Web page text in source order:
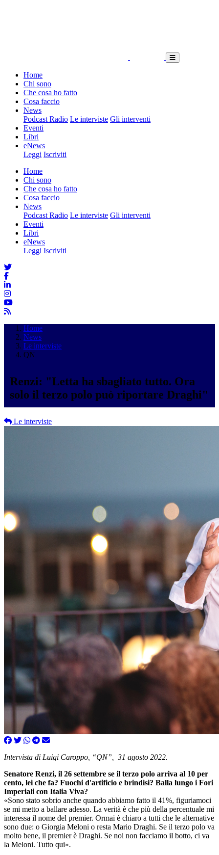
Home
Chi sono
Che cosa ho fatto
Cosa faccio
News
Podcast Radio Le interviste Gli interventi
Eventi
Libri
eNews
Leggi Iscriviti
Home
Chi sono
Che cosa ho fatto
Cosa faccio
News
Podcast Radio Le interviste Gli interventi
Eventi
Libri
eNews
Leggi Iscriviti
Home
News
Le interviste
QN
Renzi: "Letta ha sbagliato tutto. Ora
solo il terzo polo può riportare Draghi"
Le interviste
Intervista di Luigi Caroppo, “QN”, 31 agosto 2022.
Senatore Renzi, il 26 settembre se il terzo polo arriva al 10 per
cento, lei che fa? Fuochi d'artificio e brindisi? Balla lungo i Fori
Imperiali con Italia Viva?
«Sono stato sobrio anche quando abbiamo fatto il 41%, figuriamoci
se mi metto a ballare adesso. La verità è che più della percentuale mi
interessa il nome del premier. Ormai è chiaro a tutti che le alternative
sono due: o Giorgia Meloni o resta Mario Draghi. Se il terzo polo va
molto bene, il premier è Draghi. Se noi non facciamo il botto, ci va
la Meloni. Tutto qui».